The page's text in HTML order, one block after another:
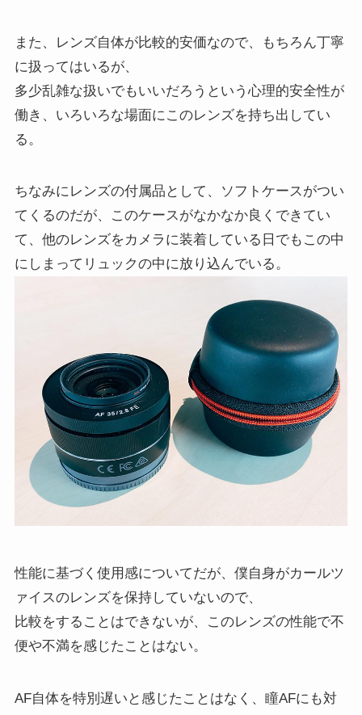
また、レンズ自体が比較的安価なので、もちろん丁寧
に扱ってはいるが、
多少乱雑な扱いでもいいだろうという心理的安全性が
働き、いろいろな場面にこのレンズを持ち出してい
る。
ちなみにレンズの付属品として、ソフトケースがつい
てくるのだが、このケースがなかなか良くできてい
て、他のレンズをカメラに装着している日でもこの中
にしまってリュックの中に放り込んでいる。
性能に基づく使用感についてだが、僕自身がカールツ
ァイスのレンズを保持していないので、
比較をすることはできないが、このレンズの性能で不
便や不満を感じたことはない。
AF自体を特別遅いと感じたことはなく、瞳AFにも対